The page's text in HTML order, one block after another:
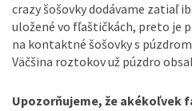
crazy šošovky dodávame zatiaľ
uložené vo fľaštičkách, preto je
na kontaktné šošovky s
Väčšina roztokov už púzdro
Upozorňujeme, že akékoľvek